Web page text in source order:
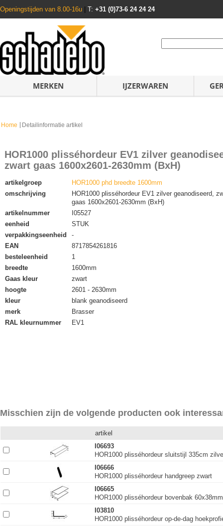
Openingstijden van 8.00-16u T: +31 (0)73-6 24 24 24
MERKEN IJZERWAREN
Home Detailinformatie artikel
HOR1000 plisséhordeur EV1 zilver
zwart gaas 1600x2601-2630mm (BxH)
artikelgroep
HOR1000 phd breedte 1600mm
omschrijving
HOR1000 plisséhordeur EV1 zilver geanodiseerd,
gaas 1600x2601-2630mm (BxH)
artikelnummer
I05527
eenheid
STUK
verpakkingseenheid
-
EAN
8717854261816
besteleenheid
1
breedte
1600mm
Gaas kleur
zwart
hoogte
2601 - 2630mm
kleur
blank geanodiseerd
merk
Brasser
RAL kleurnummer
EV1
Misschien zijn de volgende producten ook
artikel
I06693
HOR1000 plisséhordeur sluitstijl 335cm
I06666
HOR1000 plisséhordeur handgreep zwart
I06665
HOR1000 plisséhordeur bovenbak
I03810
HOR1000 plisséhordeur op-de-dag